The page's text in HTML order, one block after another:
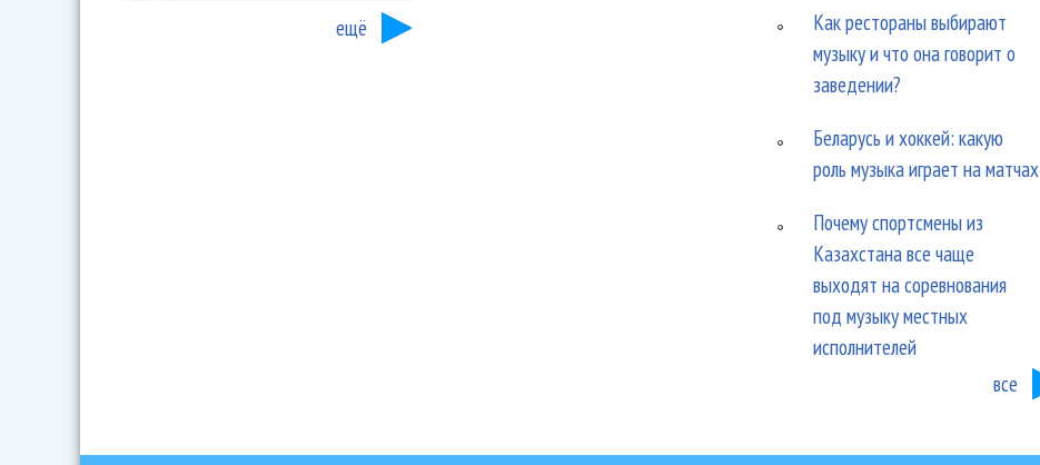
ещё
Как рестораны выбирают
музыку и что она говорит о
заведении?
Беларусь и хоккей: какую
роль музыка играет на матчах
Почему спортсмены из
Казахстана все чаще
выходят на соревнования
под музыку местных
исполнителей
все